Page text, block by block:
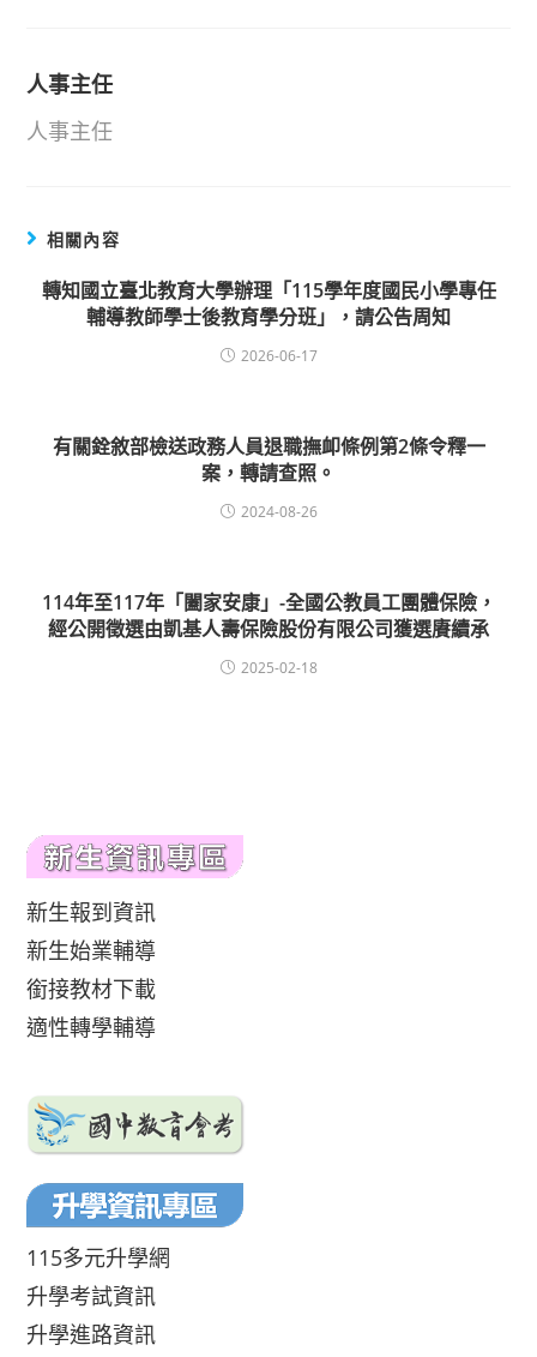
人事主任
人事主任
相關內容
轉知國立臺北教育大學辦理「115學年度國民小學專任
輔導教師學士後教育學分班」，請公告周知
2026-06-17
有關銓敘部檢送政務人員退職撫卹條例第2條令釋一
案，轉請查照。
2024-08-26
114年至117年「闔家安康」-全國公教員工團體保險，
經公開徵選由凱基人壽保險股份有限公司獲選賡續承
2025-02-18
新生報到資訊
新生始業輔導
銜接教材下載
適性轉學輔導
115多元升學網
升學考試資訊
升學進路資訊